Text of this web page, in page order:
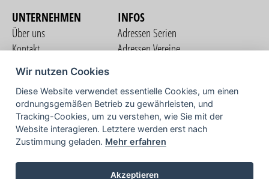
UNTERNEHMEN
Über uns
Kontakt
Nutzungsbedingungen
Datenschutzerklärung
Impressum
INFOS
Adressen Serien
Adressen Vereine
COMMUNITY
TV
Wir nutzen Cookies
Diese Website verwendet essentielle Cookies, um einen
ordnungsgemäßen Betrieb zu gewährleisten, und
Tracking-Cookies, um zu verstehen, wie Sie mit der
Website interagieren. Letztere werden erst nach
Zustimmung geladen. Mehr erfahren
Akzeptieren